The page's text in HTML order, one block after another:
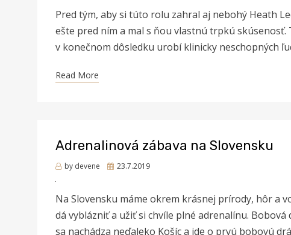
Pred tým, aby si túto rolu zahral aj nebohý Heath
ešte pred ním a mal s ňou vlastnú trpkú
v konečnom dôsledku urobí klinicky neschopných
Read More
Adrenalinová zábava na Slovensku
by devene
Posted
23.7.2019
Na Slovensku máme okrem krásnej prírody, hôr a
dá vyblázniť a užiť si chvíle plné adrenalínu.
sa nachádza neďaleko Košíc a ide o prvú bobovú